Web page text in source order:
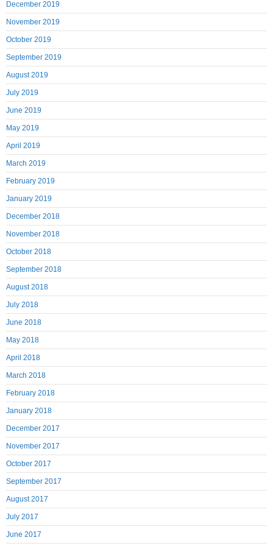
December 2019
November 2019
October 2019
September 2019
August 2019
July 2019
June 2019
May 2019
April 2019
March 2019
February 2019
January 2019
December 2018
November 2018
October 2018
September 2018
August 2018
July 2018
June 2018
May 2018
April 2018
March 2018
February 2018
January 2018
December 2017
November 2017
October 2017
September 2017
August 2017
July 2017
June 2017